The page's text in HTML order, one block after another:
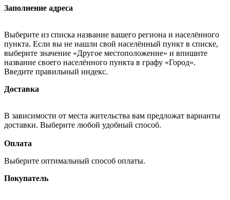
Заполнение адреса
Выберите из списка название вашего региона и населённого
пункта. Если вы не нашли свой населённый пункт в списке,
выберите значение «Другое местоположение» и впишите
название своего населённого пункта в графу «Город».
Введите правильный индекс.
Доставка
В зависимости от места жительства вам предложат варианты
доставки. Выберите любой удобный способ.
Оплата
Выберите оптимальный способ оплаты.
Покупатель